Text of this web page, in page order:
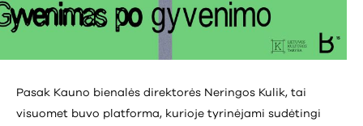
Pasak Kauno bienalės direktorės Neringos Kulik, tai
visuomet buvo platforma, kurioje tyrinėjami sudėtingi